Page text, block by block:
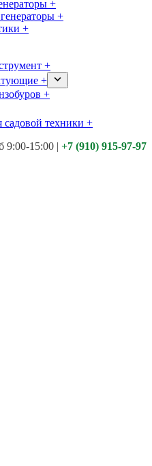
+
+
+
+
+
+
садовой техники +
д.113
9:00-15:00 | +7 (910) 915-97-97